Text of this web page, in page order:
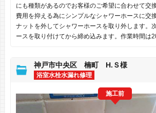
にも種類があるのでお客様のご希望に合わせて交
費用を抑える為にシンプルなシャワーホースに交
ナットを外してシャワーホースを取り外します。
ースを取り付けてから締め込みます。作業時間は
神戸市中央区 楠町 H.Ｓ様
浴室水栓水漏れ修理
施工前